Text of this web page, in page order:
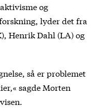
og
lyder det fra
Henrik Dahl (LA) og
så er problemet
sagde Morten